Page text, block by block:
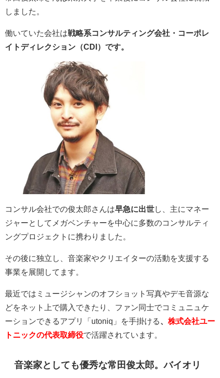
しました。
働いていた会社は戦略系コンサルティング会社・コーポレ
イトディレクション（CDI）です。
コンサル会社での俊太郎さんは早急に出世し、主にマネー
ジャーとしてメガベンチャーを中心に多数のコンサルティ
ングプロジェクトに携わりました。
その後に独立し、音楽家やクリエイターの活動を支援する
事業を展開してます。
最近ではミュージシャンのオフショット写真やデモ音源な
どをネット上で購入できたり、ファン同士でコミュニュケ
ーションできるアプリ「utoniq」を手掛ける、 株式会社ユー
トニックの代表取締役で活躍されています。
音楽家としても優秀な常田俊太郎。バイオリ